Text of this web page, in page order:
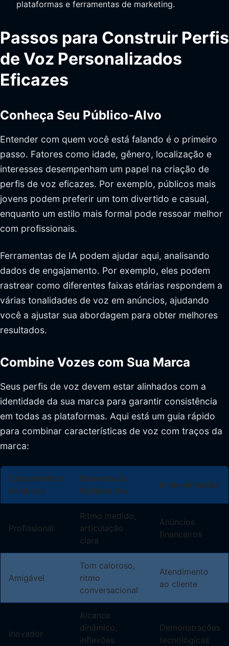
plataformas e ferramentas de marketing.
Passos para Construir Perfis
de Voz Personalizados
Eficazes
Conheça Seu Público-Alvo
Entender com quem você está falando é o primeiro
passo. Fatores como idade, gênero, localização e
interesses desempenham um papel na criação de
perfis de voz eficazes. Por exemplo, públicos mais
jovens podem preferir um tom divertido e casual,
enquanto um estilo mais formal pode ressoar melhor
com profissionais.
Ferramentas de IA podem ajudar aqui, analisando
dados de engajamento. Por exemplo, eles podem
rastrear como diferentes faixas etárias respondem a
várias tonalidades de voz em anúncios, ajudando
você a ajustar sua abordagem para obter melhores
resultados.
Combine Vozes com Sua Marca
Seus perfis de voz devem estar alinhados com a
identidade da sua marca para garantir consistência
em todas as plataformas. Aqui está um guia rápido
para combinar características de voz com traços da
marca:
Característica
da Marca
Elemento do
Perfil de Voz
Implementação
Profissional
Ritmo medido,
articulação
clara
Anúncios
financeiros
Amigável
Tom caloroso,
ritmo
conversacional
Atendimento
ao cliente
Inovador
Alcance
dinâmico,
inflexões
Demonstrações
tecnológicas